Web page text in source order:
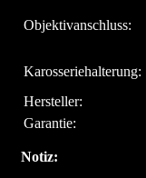
Objektivanschluss:
Karosseriehalterung:
Hersteller:
Garantie:
Notiz: